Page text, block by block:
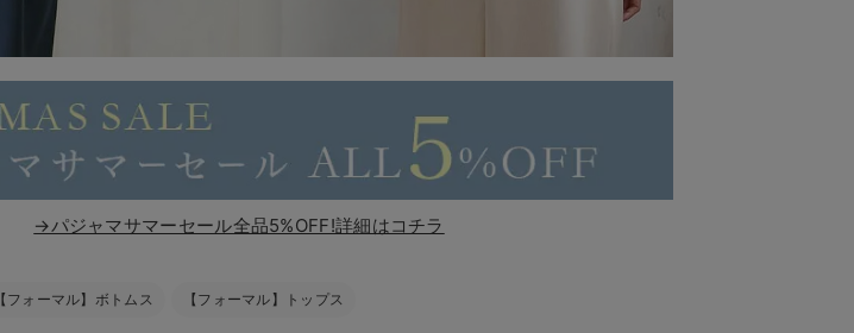
→パジャマサマーセール全品5%OFF!詳細はコチラ
【フォーマル】ボトムス 【フォーマル】トップス